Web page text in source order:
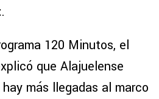
.
120 Minutos, el
que Alajuelense
más llegadas al marco